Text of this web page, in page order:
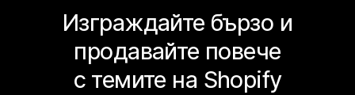
Изграждайте бързо и
продавайте повече
с темите на Shopify